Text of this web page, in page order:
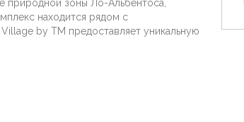
природной зоны Ло-Альбентоса,
находится рядом с
by TM предоставляет уникальную